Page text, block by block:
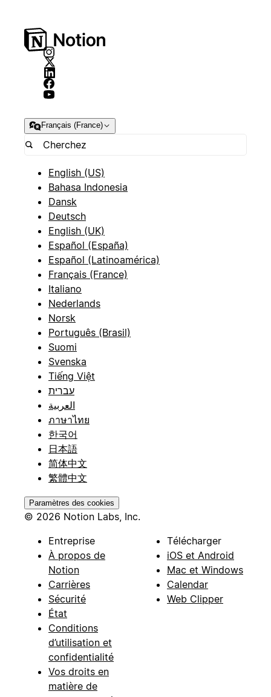
Français (France)
English (US)
Bahasa Indonesia
Dansk
Deutsch
English (UK)
Español (España)
Español (Latinoamérica)
Français (France)
Italiano
Nederlands
Norsk
Português (Brasil)
Suomi
Svenska
Tiếng Việt
עברית
العربية
ภาษาไทย
한국어
日本語
简体中文
繁體中文
Paramètres des cookies
© 2026 Notion Labs, Inc.
Entreprise
À propos de
Notion
Carrières
Sécurité
État
Conditions
d’utilisation et
confidentialité
Vos droits en
matière de
Télécharger
iOS et Android
Mac et Windows
Calendar
Web Clipper